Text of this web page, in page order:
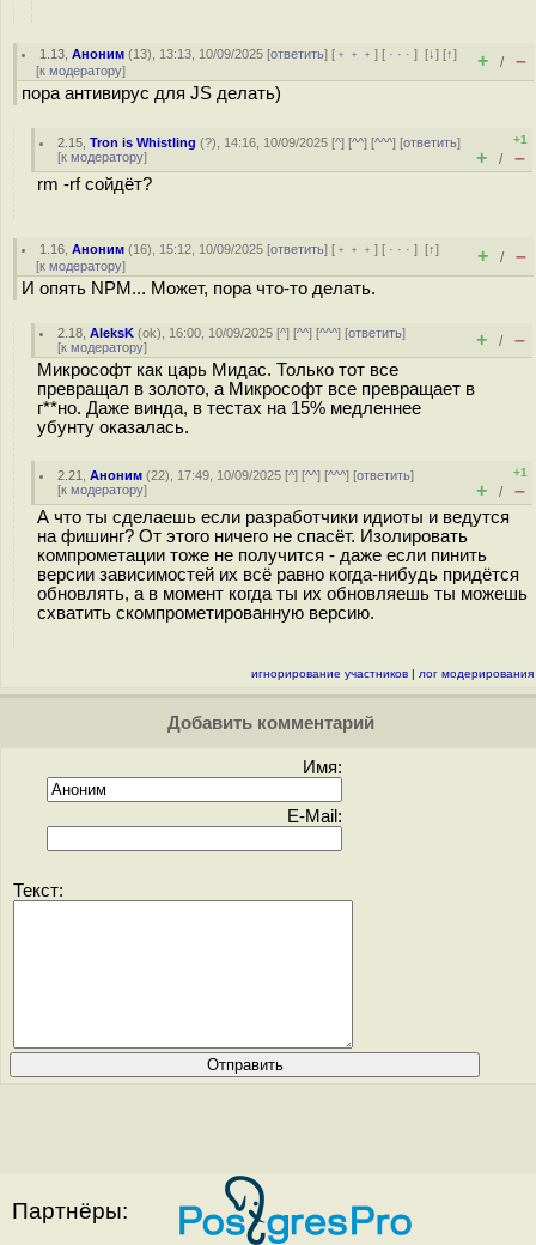
1.13 ,Аноним (13), 13:13, 10/09/2025 [ответить] [ ﹢﹢﹢] [ · · ·][↓] [↑]
[к модератору] + / –
пора антивирус для JS делать)
2.15 ,Tron is Whistling (?), 14:16, 10/09/2025 [^] [^^] [^^^] [ответить]
[к модератору]
+1
+ / –
rm -rf сойдёт?
1.16 ,Аноним (16), 15:12, 10/09/2025 [ответить] [ ﹢﹢﹢] [ · · ·][↑]
[к модератору] + / –
И опять NPM... Может, пора что-то делать.
2.18 ,AleksK (ok), 16:00, 10/09/2025 [^] [^^] [^^^] [ответить]
[к модератору] + / –
Микрософт как царь Мидас. Только тот все
превращал в золото, а Микрософт все превращает в
г**но. Даже винда, в тестах на 15% медленнее
убунту оказалась.
2.21 ,Аноним (22), 17:49, 10/09/2025 [^] [^^] [^^^] [ответить]
[к модератору]
+1
+ / –
А что ты сделаешь если разработчики идиоты и ведутся
на фишинг? От этого ничего не спасёт. Изолировать
компрометации тоже не получится - даже если пинить
версии зависимостей их всё равно когда-нибудь придётся
обновлять, а в момент когда ты их обновляешь ты можешь
схватить скомпрометированную версию.
игнорирование участников | лог модерирования
Добавить комментарий
Имя:
E-Mail:
Текст:
Партнёры: